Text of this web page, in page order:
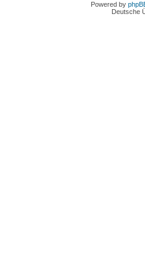
Powered by
Deutsche